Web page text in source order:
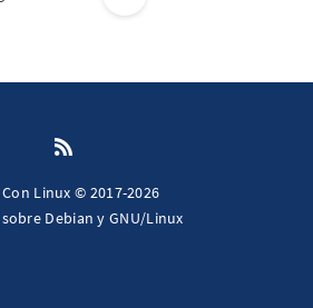
Linux © 2017-2026
Debian y GNU/Linux